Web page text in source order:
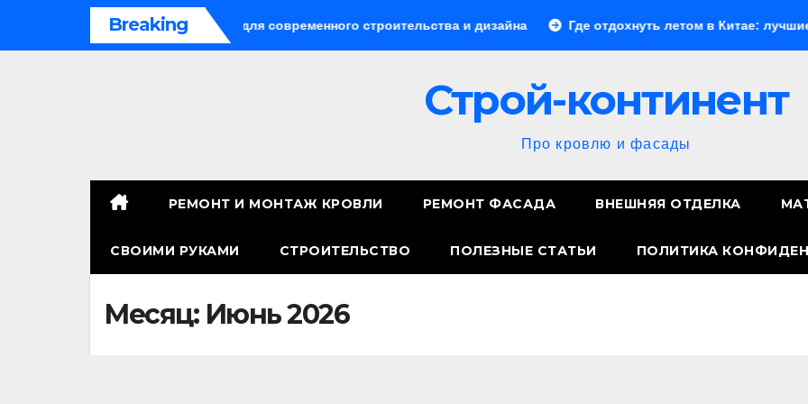
Breaking
решение для современного строительства и дизайна Где отдохнуть летом в Китае: лучшие
Строй-континент
Про кровлю и фасады
РЕМОНТ И МОНТАЖ КРОВЛИ РЕМОНТ ФАСАДА ВНЕШНЯЯ ОТДЕЛКА
СВОИМИ РУКАМИ СТРОИТЕЛЬСТВО ПОЛЕЗНЫЕ СТАТЬИ ПОЛИТИКА
Месяц: Июнь 2026